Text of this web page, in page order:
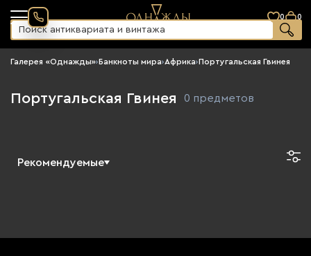
0 0
Галерея «Однажды»›Банкноты мира›Африка›Португальская Гвинея
Португальская Гвинея 0 предметов
Рекомендуемые